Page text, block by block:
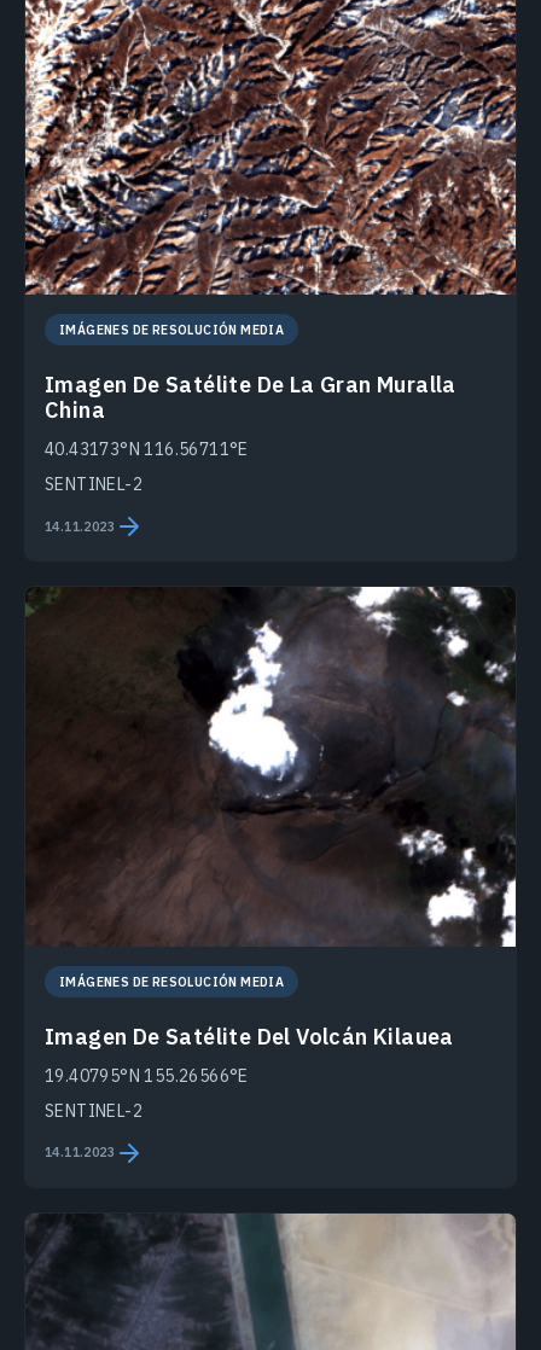
IMÁGENES DE RESOLUCIÓN MEDIA
Imagen De Satélite De La Gran Muralla
China
40.43173°N 116.56711°E
SENTINEL-2
14.11.2023
IMÁGENES DE RESOLUCIÓN MEDIA
Imagen De Satélite Del Volcán Kilauea
19.40795°N 155.26566°E
SENTINEL-2
14.11.2023